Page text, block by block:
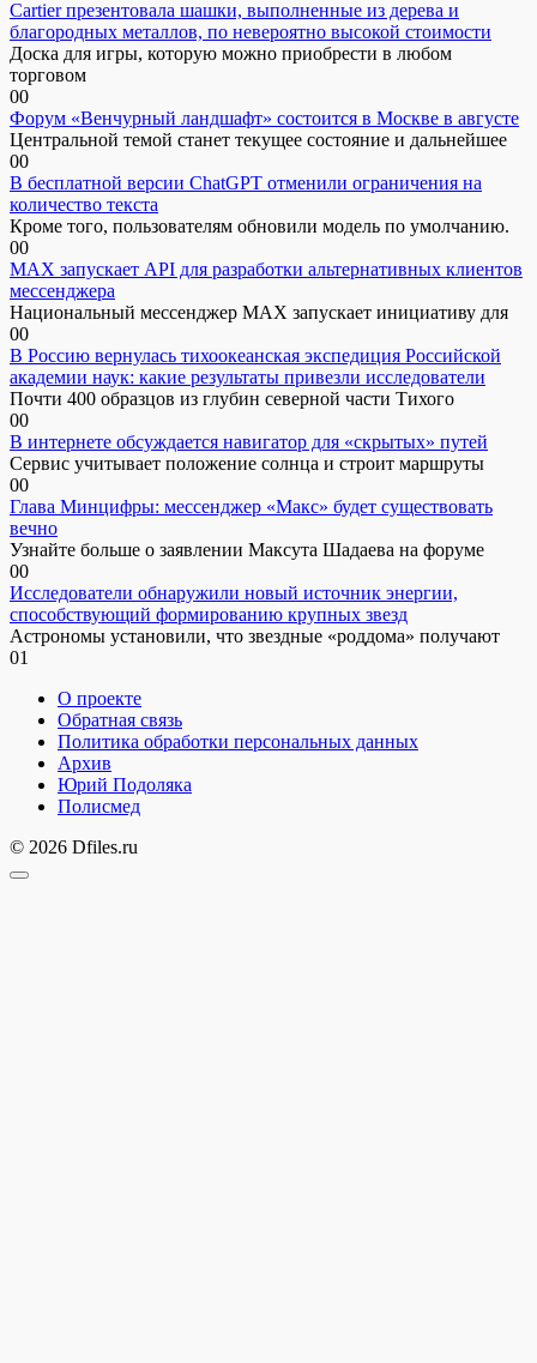
Cartier презентовала шашки, выполненные из дерева и
благородных металлов, по невероятно высокой стоимости
Доска для игры, которую можно приобрести в любом
торговом
00
Форум «Венчурный ландшафт» состоится в Москве в августе
Центральной темой станет текущее состояние и дальнейшее
00
В бесплатной версии ChatGPT отменили ограничения на
количество текста
Кроме того, пользователям обновили модель по умолчанию.
00
MAX запускает API для разработки альтернативных клиентов
мессенджера
Национальный мессенджер MAX запускает инициативу для
00
В Россию вернулась тихоокеанская экспедиция Российской
академии наук: какие результаты привезли исследователи
Почти 400 образцов из глубин северной части Тихого
00
В интернете обсуждается навигатор для «скрытых» путей
Сервис учитывает положение солнца и строит маршруты
00
Глава Минцифры: мессенджер «Макс» будет существовать
вечно
Узнайте больше о заявлении Максута Шадаева на форуме
00
Исследователи обнаружили новый источник энергии,
способствующий формированию крупных звезд
Астрономы установили, что звездные «роддома» получают
01
О проекте
Обратная связь
Политика обработки персональных данных
Архив
Юрий Подоляка
Полисмед
© 2026 Dfiles.ru